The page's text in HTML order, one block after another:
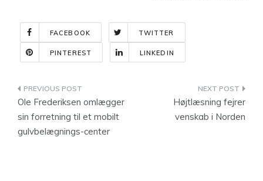
FACEBOOK TWITTER
PINTEREST LINKEDIN
Indlægsnavigation
Ole Frederiksen omlægger
sin forretning til et mobilt
gulvbelægnings-center
Højtlæsning fejrer
venskab i Norden